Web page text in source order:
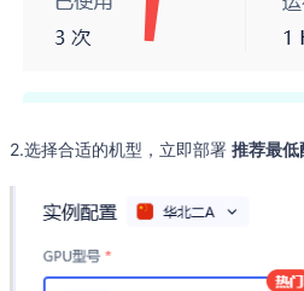
2.选择合适的机型，立即部署 推荐最